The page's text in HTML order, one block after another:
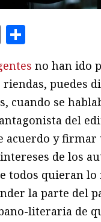
Email
no han ido
puedes
cuando se
del
acuerdo y
de los
todos quieran lo
la parte del
literaria de